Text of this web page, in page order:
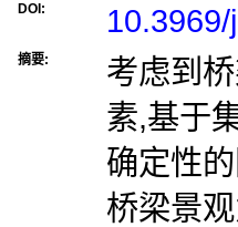
DOI:
摘要:
考虑到
素,基于
确定性
桥梁景